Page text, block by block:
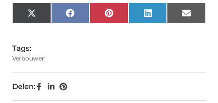
X
(Twitter)
FacebookPinterest LinkedIn Email
Tags:
Verbouwen
Delen: